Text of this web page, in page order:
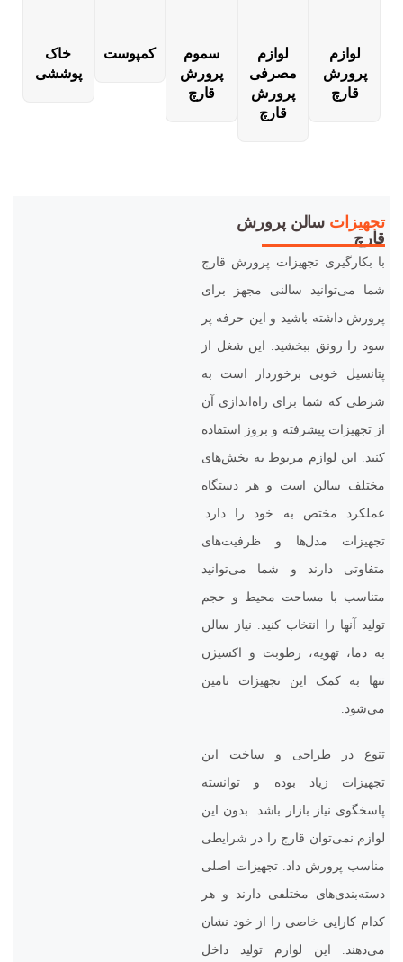
لوازم
پرورش
قارچ
لوازم
مصرفی
پرورش
قارچ
سموم
پرورش
قارچ
کمپوست
خاک
پوششی
تجهیزات سالن پرورش
قارچ
با بکارگیری تجهیزات پرورش قارچ
شما می‌توانید سالنی مجهز برای
پرورش داشته باشید و این حرفه پر
سود را رونق ببخشید. این شغل از
پتانسیل خوبی برخوردار است به
شرطی که شما برای راه‌اندازی آن
از تجهیزات پیشرفته و بروز استفاده
کنید. این لوازم مربوط به بخش‌های
مختلف سالن است و هر دستگاه
عملکرد مختص به خود را دارد.
تجهیزات مدل‌ها و ظرفیت‌های
متفاوتی دارند و شما می‌توانید
متناسب با مساحت محیط و حجم
تولید آنها را انتخاب کنید. نیاز سالن
به دما، تهویه، رطوبت و اکسیژن
تنها به کمک این تجهیزات تامین
می‌شود.
تنوع در طراحی و ساخت این
تجهیزات زیاد بوده و توانسته
پاسخگوی نیاز بازار باشد. بدون این
لوازم نمی‌توان قارچ را در شرایطی
مناسب پرورش داد. تجهیزات اصلی
دسته‌بندی‌های مختلفی دارند و هر
کدام کارایی خاصی را از خود نشان
می‌دهند. این لوازم تولید داخل